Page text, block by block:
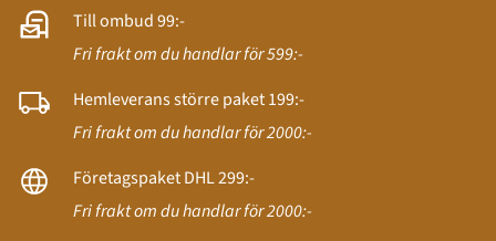
Till ombud 99:-
Fri frakt om du handlar för 599:-
Hemleverans större paket 199:-
Fri frakt om du handlar för 2000:-
Företagspaket DHL 299:-
Fri frakt om du handlar för 2000:-